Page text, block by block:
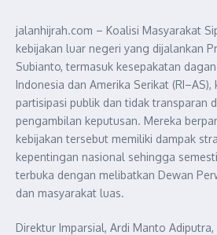
jalanhijrah.com – Koalisi Masyarakat
kebijakan luar negeri yang dijalankan
Subianto, termasuk kesepakatan
Indonesia dan Amerika Serikat (RI–AS),
partisipasi publik dan tidak transparan
pengambilan keputusan. Mereka
kebijakan tersebut memiliki dampak
kepentingan nasional sehingga
terbuka dengan melibatkan Dewan
dan masyarakat luas.
Direktur Imparsial, Ardi Manto